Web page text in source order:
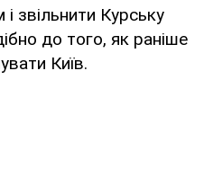
звільнити Курську
до того, як раніше
Київ.